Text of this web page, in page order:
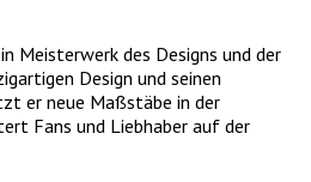
Meisterwerk des Designs und der
Design und seinen
er neue Maßstäbe in der
Fans und Liebhaber auf der